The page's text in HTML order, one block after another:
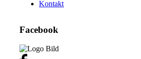
Kontakt
Facebook